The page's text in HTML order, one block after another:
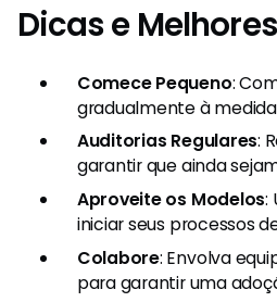
Dicas e
Comece Pequeno:
gradualmente à
Auditorias Regulares:
garantir que ainda
Aproveite os Modelos:
iniciar seus processos
Colabore: Envolva
para garantir uma